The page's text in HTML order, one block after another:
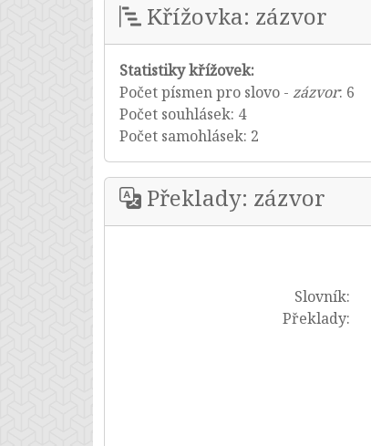
Křížovka: zázvor
Statistiky křížovek:
Počet písmen pro slovo - zázvor: 6
Počet souhlásek: 4
Počet samohlásek: 2
Překlady: zázvor
Slovník:
Překlady: